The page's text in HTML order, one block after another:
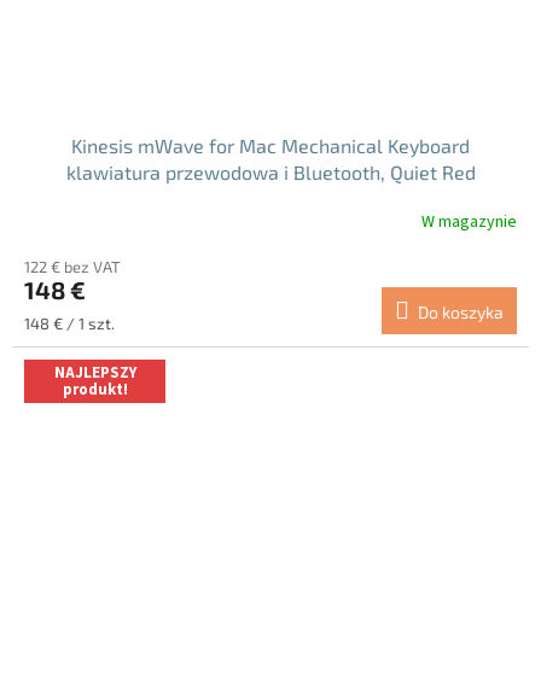
Kinesis mWave for Mac Mechanical Keyboard
klawiatura przewodowa i Bluetooth, Quiet Red
W magazynie
122 € bez VAT
148 €
Cena
jednostkowa:
148 € / 1 szt.
Do koszyka
NAJLEPSZY
produkt!